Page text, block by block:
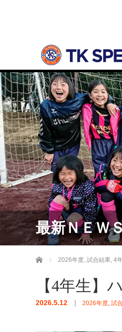
最新ＮＥＷ
ホーム 2026年度 試合結果 4
【4年生】
2026.5.12 2026年度 試